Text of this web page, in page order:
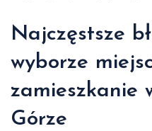
Najczęstsze
wyborze
zamieszkanie
Górze